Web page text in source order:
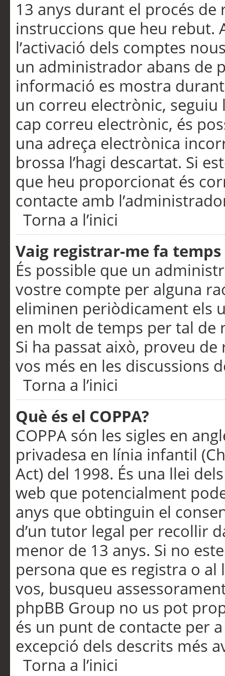
13 anys durant el procés de
instruccions que heu rebut.
l’activació dels comptes
un administrador abans de
informació es mostra
un correu electrònic,
cap correu electrònic, és
una adreça electrònica
brossa l’hagi descartat. Si
que heu proporcionat és
contacte amb
Torna a l’inici
Vaig registrar-me fa
És possible que un
vostre compte per alguna
eliminen periòdicament els
en molt de temps per tal de
Si ha passat això, proveu
vos més en les discussions
Torna a l’inici
Què és el COPPA?
COPPA són les sigles en
privadesa en línia infantil
Act) del 1998. És una llei
web que potencialment
anys que obtinguin el
d’un tutor legal per recollir
menor de 13 anys. Si no
persona que es registra o
vos, busqueu
phpBB Group no us pot
és un punt de contacte per
excepció dels descrits més
Torna a l’inici